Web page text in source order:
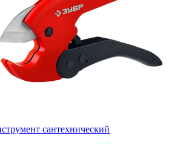
сантехнический